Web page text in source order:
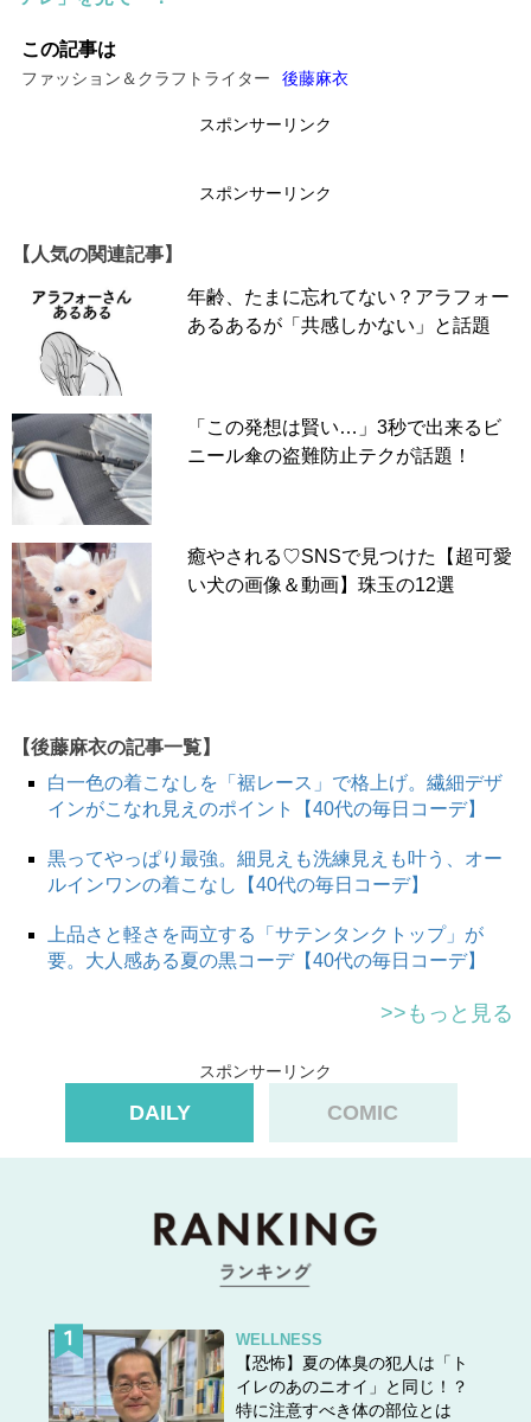
この記事は
ファッション＆クラフトライター 後藤麻衣
スポンサーリンク
スポンサーリンク
【人気の関連記事】
年齢、たまに忘れてない？アラフォー
あるあるが「共感しかない」と話題
「この発想は賢い…」3秒で出来るビ
ニール傘の盗難防止テクが話題！
癒やされる♡SNSで見つけた【超可愛
い犬の画像＆動画】珠玉の12選
【後藤麻衣の記事一覧】
白一色の着こなしを「裾レース」で格上げ。繊細デザ
インがこなれ見えのポイント【40代の毎日コーデ】
黒ってやっぱり最強。細見えも洗練見えも叶う、オー
ルインワンの着こなし【40代の毎日コーデ】
上品さと軽さを両立する「サテンタンクトップ」が
要。大人感ある夏の黒コーデ【40代の毎日コーデ】
>>もっと見る
スポンサーリンク
DAILY COMIC
WELLNESS
【恐怖】夏の体臭の犯人は「ト
イレのあのニオイ」と同じ！？
特に注意すべき体の部位とは